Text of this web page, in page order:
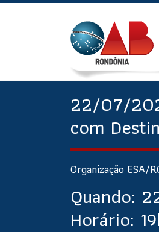
22/07/
com
Organização ESA/
Quando:
Horário: